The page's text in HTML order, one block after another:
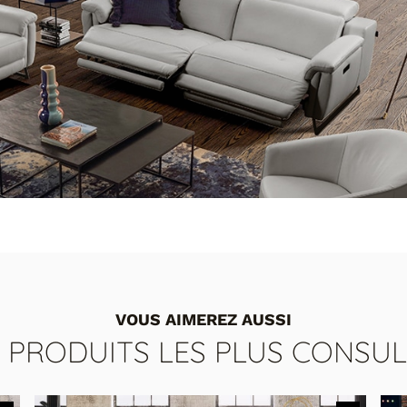
VOUS AIMEREZ AUSSI
PRODUITS LES PLUS